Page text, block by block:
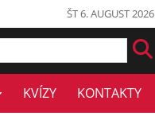
ŠT 6. AUGUST 2026
KVÍZY KONTAKTY